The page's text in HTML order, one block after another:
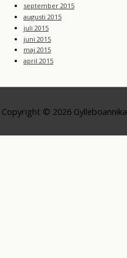
september 2015
augusti 2015
juli 2015
juni 2015
maj 2015
april 2015
Copyright © 2026 Gylleboannika